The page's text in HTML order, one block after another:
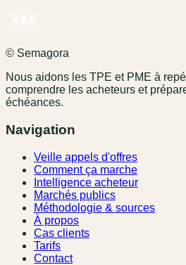
© Semagora
Nous aidons les TPE et PME à
comprendre les acheteurs et
échéances.
Navigation
Veille appels d'offres
Comment ça marche
Intelligence acheteur
Marchés publics
Méthodologie & sources
À propos
Cas clients
Tarifs
Contact